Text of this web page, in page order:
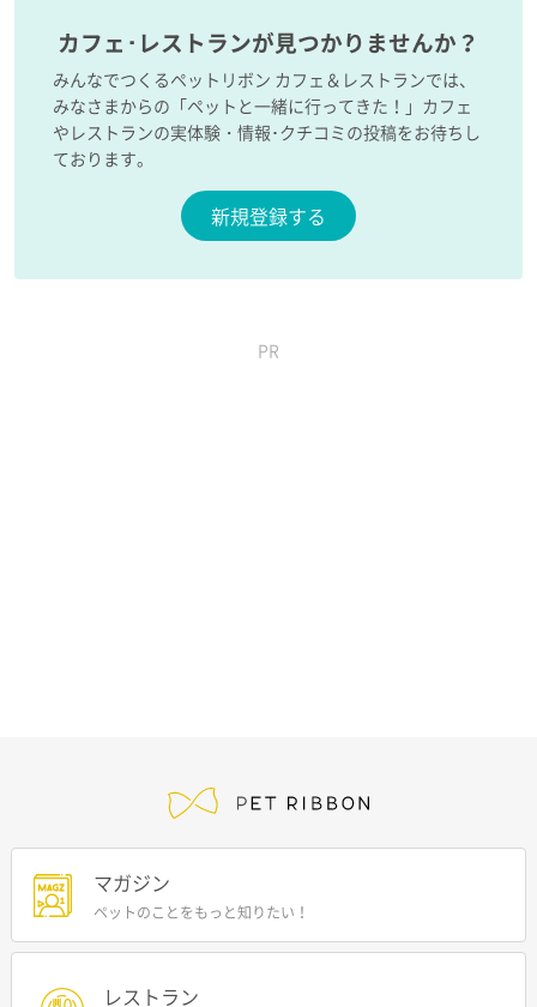
カフェ･レストランが見つかりませんか？
みんなでつくるペットリボン カフェ＆レストランでは、
みなさまからの「ペットと一緒に行ってきた！」カフェ
やレストランの実体験・情報･クチコミの投稿をお待ちし
ております。
新規登録する
PR
マガジン
ペットのことをもっと知りたい！
レストラン